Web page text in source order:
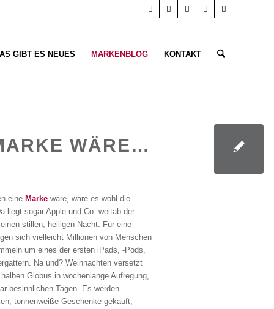
GIBT ES NEUES MARKENBLOG KONTAKT
WÄRE…
eine Markewäre, wäre es wohl die
liegt sogar Apple und Co. weitab der
stillen, heiligen Nacht. Für eine
sich vielleicht Millionen von Menschen
um eines der ersten iPads, -Pods,
Na und? Weihnachten versetzt
Globus in wochenlange Aufregung,
besinnlichen Tagen. Es werden
tonnenweiße Geschenke gekauft,